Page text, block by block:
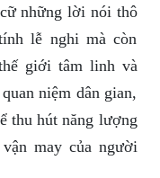
những lời nói thô
lễ nghi mà còn
giới tâm linh và
niệm dân gian,
thu hút năng lượng
may của người